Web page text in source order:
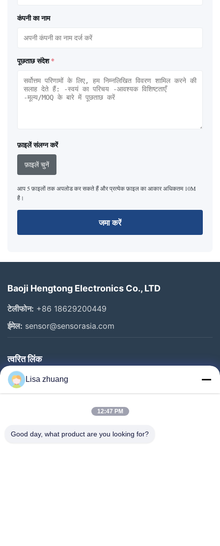
कंपनी का नाम
पूछताछ संदेश *
फ़ाइलें संलग्न करें
फ़ाइलें चुनें
आप 5 फ़ाइलों तक अपलोड कर सकते हैं और प्रत्येक फ़ाइल का आकार अधिकतम 10M
है।
जमा करें
Baoji Hengtong Electronics Co., LTD
टेलीफोन: +86 18629200449
ईमेल: sensor@sensorasia.com
त्वरित लिंक
घर
उत्पादों
हमारे बारे में
Lisa zhuang
12:47 PM
Good day, what product are you looking for?